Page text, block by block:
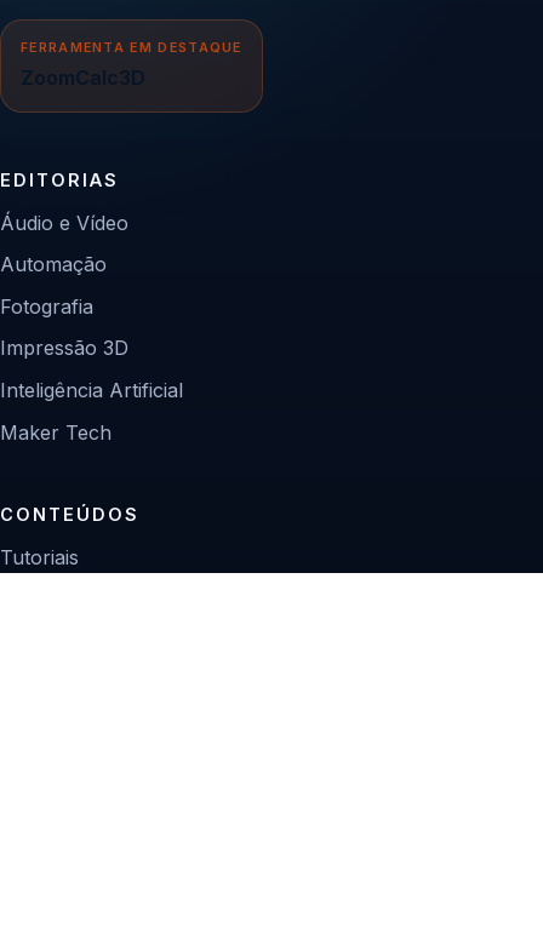
FERRAMENTA EM DESTAQUE
ZoomCalc3D
EDITORIAS
Áudio e Vídeo
Automação
Fotografia
Impressão 3D
Inteligência Artificial
Maker Tech
CONTEÚDOS
Tutoriais